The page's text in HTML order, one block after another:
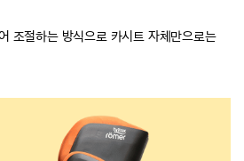
조절하는 방식으로 카시트 자체만으로는